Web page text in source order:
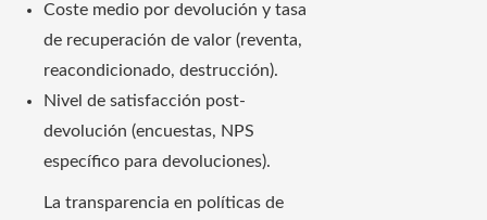
Coste medio por devolución y tasa
de recuperación de valor (reventa,
reacondicionado, destrucción).
Nivel de satisfacción post-
devolución (encuestas, NPS
específico para devoluciones).
La transparencia en políticas de